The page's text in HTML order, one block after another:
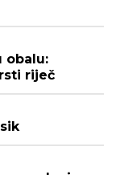
obalu:
riječ